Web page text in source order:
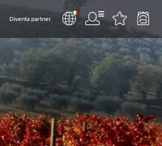
Diventa partner